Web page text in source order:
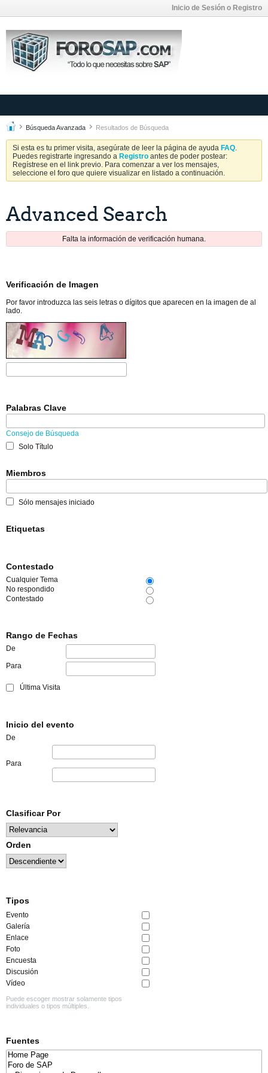
Inicio de Sesión o Registro
Búsqueda Avanzada Resultados de Búsqueda
Si esta es tu primer visita, asegúrate de leer la página de ayuda FAQ.
Puedes registrarte ingresando a Registro antes de poder postear:
Regístrese en el link previo. Para comenzar a ver los mensajes,
seleccione el foro que quiere visualizar en listado a continuación.
Advanced Search
Falta la información de verificación humana.
Verificación de Imagen
Por favor introduzca las seis letras o dígitos que aparecen en la imagen de al
lado.
Palabras Clave
Consejo de Búsqueda
Solo Título
Miembros
Sólo mensajes iniciado
Etiquetas
Contestado
Cualquier Tema
No respondido
Contestado
Rango de Fechas
De
Para
Última Visita
Inicio del evento
De
Para
Clasificar Por
Orden
Tipos
Evento
Galería
Enlace
Foto
Encuesta
Discusión
Vídeo
Puede escoger mostrar solamente tipos
individuales o tipos múltiples.
Fuentes